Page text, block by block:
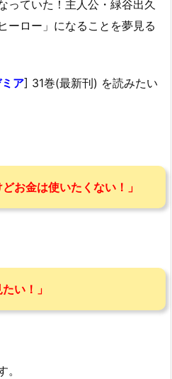
っていた！主人公・緑谷出久
ーロー」になることを夢見る
ア] 31巻(最新刊) を読みたい
どお金は使いたくない！」
い！」